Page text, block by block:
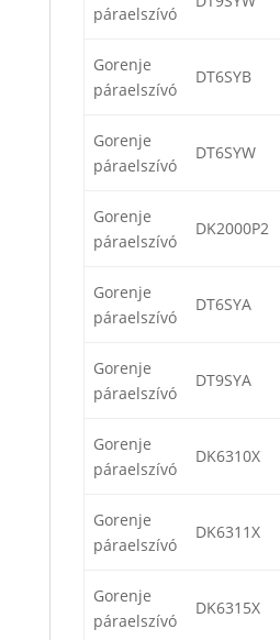
páraelszívó
Gorenje
páraelszívó
DT6SYB
Gorenje
páraelszívó
DT6SYW
Gorenje
páraelszívó
DK2000P2
Gorenje
páraelszívó
DT6SYA
Gorenje
páraelszívó
DT9SYA
Gorenje
páraelszívó
DK6310X
Gorenje
páraelszívó
DK6311X
Gorenje
páraelszívó
DK6315X